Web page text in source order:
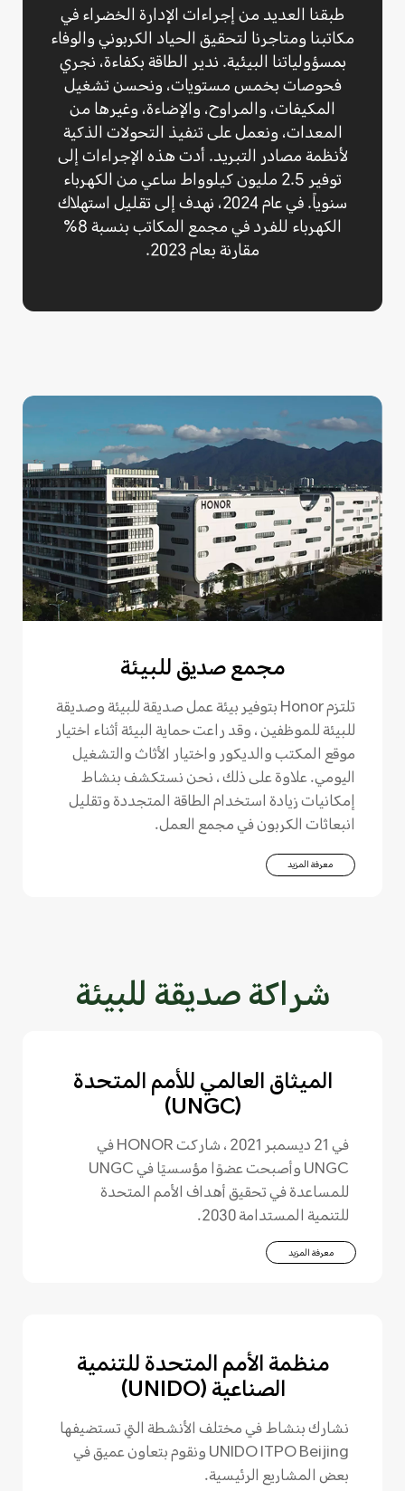
طبقنا العديد من إجراءات الإدارة الخضراء في
مكاتبنا ومتاجرنا لتحقيق الحياد الكربوني والوفاء
بمسؤولياتنا البيئية. ندير الطاقة بكفاءة، نجري
فحوصات بخمس مستويات، ونحسن تشغيل
المكيفات، والمراوح، والإضاءة، وغيرها من
المعدات، ونعمل على تنفيذ التحولات الذكية
لأنظمة مصادر التبريد. أدت هذه الإجراءات إلى
توفير 2.5 مليون كيلوواط ساعي من الكهرباء
سنوياً. في عام 2024، نهدف إلى تقليل استهلاك
الكهرباء للفرد في مجمع المكاتب بنسبة 8%
مقارنة بعام 2023.
مجمع صديق للبيئة
تلتزم Honor بتوفير بيئة عمل صديقة للبيئة وصديقة
للبيئة للموظفين ، وقد راعت حماية البيئة أثناء اختيار
موقع المكتب والديكور واختيار الأثاث والتشغيل
اليومي. علاوة على ذلك ، نحن نستكشف بنشاط
إمكانيات زيادة استخدام الطاقة المتجددة وتقليل
انبعاثات الكربون في مجمع العمل.
معرفة المزيد
شراكة صديقة للبيئة
الميثاق العالمي للأمم المتحدة
(UNGC)
في 21 ديسمبر 2021 ، شاركت HONOR في
UNGC وأصبحت عضوًا مؤسسيًا في UNGC
للمساعدة في تحقيق أهداف الأمم المتحدة
للتنمية المستدامة 2030.
معرفة المزيد
منظمة الأمم المتحدة للتنمية
الصناعية (UNIDO)
نشارك بنشاط في مختلف الأنشطة التي تستضيفها
UNIDO ITPO Beijing ونقوم بتعاون عميق في
بعض المشاريع الرئيسية.